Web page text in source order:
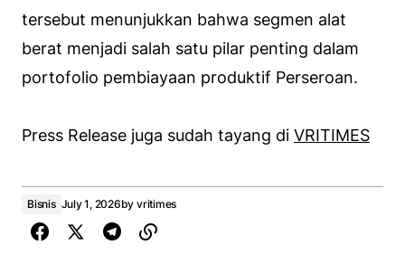
tersebut menunjukkan bahwa segmen alat
berat menjadi salah satu pilar penting dalam
portofolio pembiayaan produktif Perseroan.
Press Release juga sudah tayang di VRITIMES
Bisnis July 1, 2026by vritimes